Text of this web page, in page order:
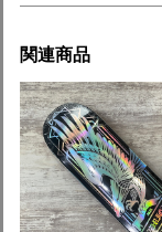
関連商品